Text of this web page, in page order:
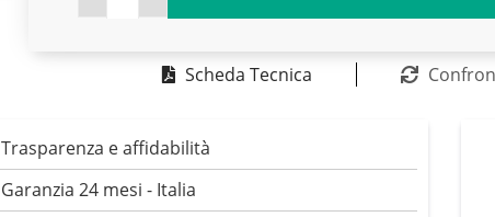
Scheda Tecnica
Trasparenza e affidabilità
Garanzia 24 mesi - Italia